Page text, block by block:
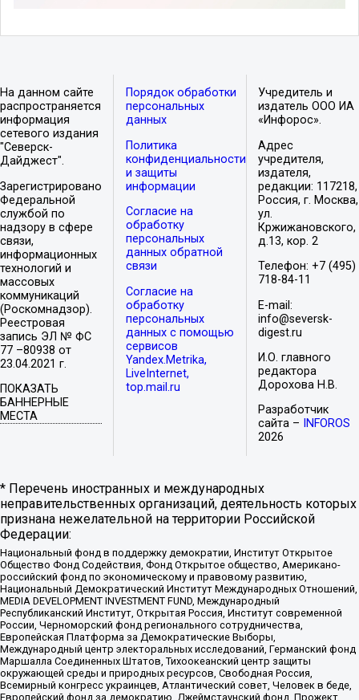
На данном сайте
распространяется
информация
сетевого издания
"Северск-
Дайджест".
Зарегистрировано
Федеральной
службой по
надзору в сфере
связи,
информационных
технологий и
массовых
коммуникаций
(Роскомнадзор).
Реестровая
запись ЭЛ № ФС
77 –80938 от
23.04.2021 г.
ПОКАЗАТЬ
БАННЕРНЫЕ
МЕСТА
Порядок обработки
персональных
данных
Политика
конфиденциальности
и защиты
информации
Согласие на
обработку
персональных
данных обратной
связи
Согласие на
обработку
персональных
данных с помощью
сервисов
Yandex.Metrika,
LiveInternet,
top.mail.ru
Учредитель и
издатель ООО ИА
«Инфорос».
Адрес
учредителя,
издателя,
редакции: 117218,
Россия, г. Москва,
ул.
Кржижановского,
д.13, кор. 2
Телефон: +7 (495)
718-84-11
E-mail:
info@seversk-
digest.ru
И.О. главного
редактора
Дорохова Н.В.
Разработчик
сайта –
INFOROS
2026
* Перечень иностранных и международных
неправительственных организаций, деятельность которых
признана нежелательной на территории Российской
Федерации:
Национальный фонд в поддержку демократии, Институт Открытое
Общество Фонд Содействия, Фонд Открытое общество, Американо-
российский фонд по экономическому и правовому развитию,
Национальный Демократический Институт Международных Отношений,
MEDIA DEVELOPMENT INVESTMENT FUND, Международный
Республиканский Институт, Открытая Россия, Институт современной
России, Черноморский фонд регионального сотрудничества,
Европейская Платформа за Демократические Выборы,
Международный центр электоральных исследований, Германский фонд
Маршалла Соединенных Штатов, Тихоокеанский центр защиты
окружающей среды и природных ресурсов, Свободная Россия,
Всемирный конгресс украинцев, Атлантический совет, Человек в беде,
Европейский фонд за демократию, Джеймстаунский фонд, Прожект